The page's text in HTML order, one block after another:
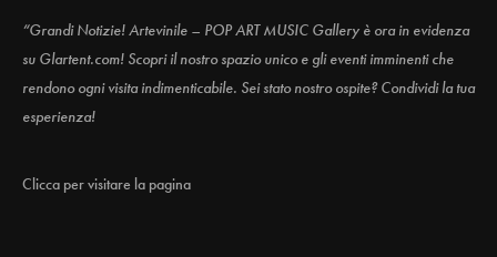
“Grandi Notizie! Artevinile – POP ART MUSIC Gallery è ora in evidenza
su Glartent.com! Scopri il nostro spazio unico e gli eventi imminenti che
rendono ogni visita indimenticabile. Sei stato nostro ospite? Condividi la tua
esperienza!
Clicca per visitare la pagina